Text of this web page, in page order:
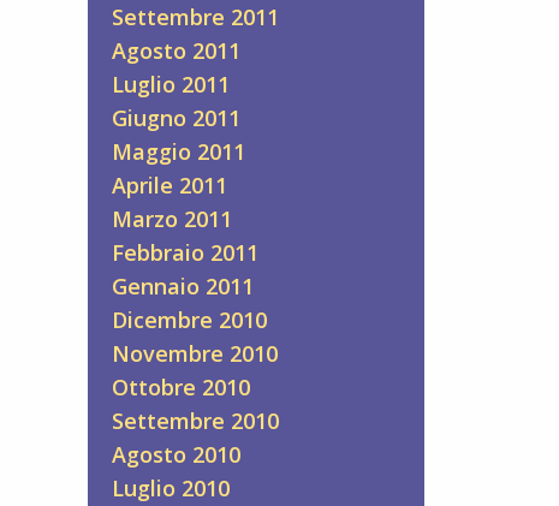
Settembre 2011
Agosto 2011
Luglio 2011
Giugno 2011
Maggio 2011
Aprile 2011
Marzo 2011
Febbraio 2011
Gennaio 2011
Dicembre 2010
Novembre 2010
Ottobre 2010
Settembre 2010
Agosto 2010
Luglio 2010